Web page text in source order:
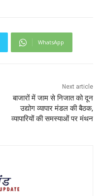
WhatsApp
Next article
बाजारों में जाम से निजात को दून
उद्योग व्यापार मंडल की बैठक,
व्यापारियों की समस्याओं पर मंथन